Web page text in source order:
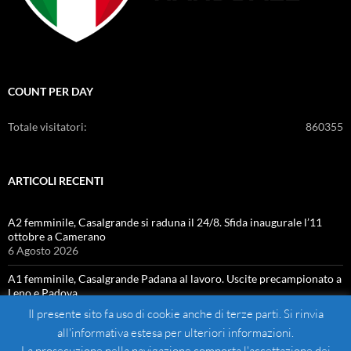
COUNT PER DAY
860355
Totale visitatori:
ARTICOLI RECENTI
A2 femminile, Casalgrande si raduna il 24/8. Sfida inaugurale l’11
ottobre a Camerano
6 Agosto 2026
A1 femminile, Casalgrande Padana al lavoro. Uscite precampionato a
Leno e Padova
4 Agosto 2026
Il presente sito fa uso di cookie anche di terze parti. Si rinvia
all'informativa estesa per ulteriori informazioni.